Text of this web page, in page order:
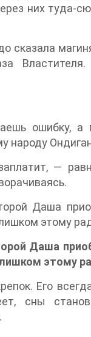
них туда-
сказала
ошибку, а
народу
—
Даша
этому
Даша
этому
Его
сны